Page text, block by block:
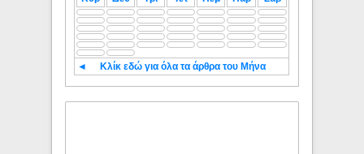
◄ Κλίκ εδώ για όλα τα άρθρα του Μήνα